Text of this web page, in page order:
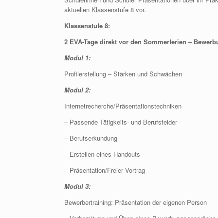
aktuellen Klassenstufe 8 vor.
Klassenstufe 8:
2 EVA-Tage direkt vor den Sommerferien –
Modul 1:
Profilerstellung – Stärken und Schwächen
Modul 2:
Internetrecherche/Präsentationstechniken
– Passende Tätigkeits- und Berufsfelder
– Berufserkundung
– Erstellen eines Handouts
– Präsentation/Freier Vortrag
Modul 3:
Bewerbertraining: Präsentation der eigenen Person